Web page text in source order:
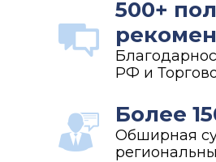
500+
РФ и
Более
Обширная